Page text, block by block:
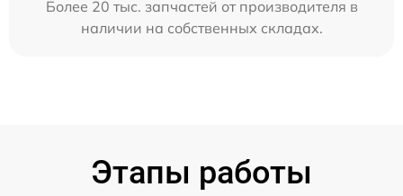
Более 20 тыс. запчастей от производителя в
наличии на собственных складах.
Этапы работы